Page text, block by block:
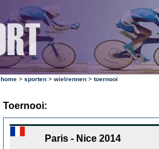
home > sporten > wielrennen > toernooi
Toernooi:
Paris - Nice 2014